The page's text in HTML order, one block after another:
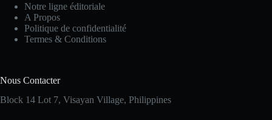
Notre ligne éditoriale
A Propos
Politique de confidentialité
Termes & Conditions
Nous Contacter
Block 14 Lot 7, Visayan Village, Philippines